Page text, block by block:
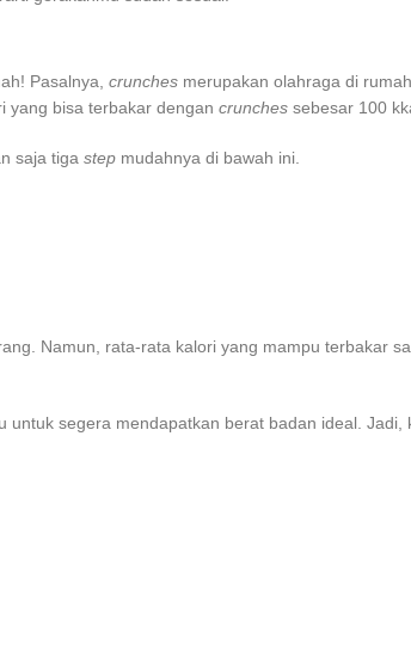
Pasalnya, crunches merupakan olahraga di
yang bisa terbakar dengan crunches sebesar 100
saja tiga step mudahnya di bawah ini.
Namun, rata-rata kalori yang mampu terbakar
untuk segera mendapatkan berat badan ideal.